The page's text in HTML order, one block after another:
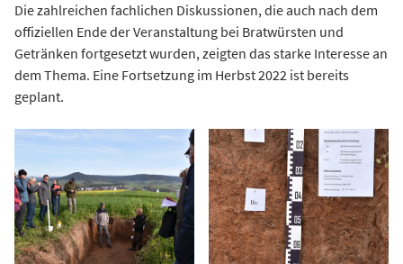
Die zahlreichen fachlichen Diskussionen, die auch nach dem
offiziellen Ende der Veranstaltung bei Bratwürsten und
Getränken fortgesetzt wurden, zeigten das starke Interesse an
dem Thema. Eine Fortsetzung im Herbst 2022 ist bereits
geplant.